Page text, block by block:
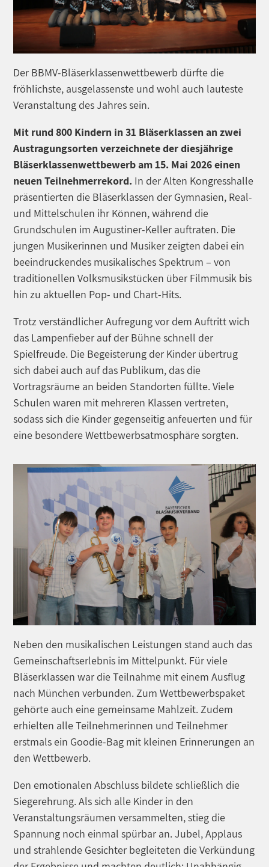
Der BBMV-Bläserklassenwettbewerb dürfte die
fröhlichste, ausgelassenste und wohl auch lauteste
Veranstaltung des Jahres sein.
Mit rund 800 Kindern in 31 Bläserklassen an zwei
Austragungsorten verzeichnete der diesjährige
Bläserklassenwettbewerb am 15. Mai 2026 einen
neuen Teilnehmerrekord. In der Alten Kongresshalle
präsentierten die Bläserklassen der Gymnasien, Real-
und Mittelschulen ihr Können, während die
Grundschulen im Augustiner-Keller auftraten. Die
jungen Musikerinnen und Musiker zeigten dabei ein
beeindruckendes musikalisches Spektrum – von
traditionellen Volksmusikstücken über Filmmusik bis
hin zu aktuellen Pop- und Chart-Hits.
Trotz verständlicher Aufregung vor dem Auftritt wich
das Lampenfieber auf der Bühne schnell der
Spielfreude. Die Begeisterung der Kinder übertrug
sich dabei auch auf das Publikum, das die
Vortragsräume an beiden Standorten füllte. Viele
Schulen waren mit mehreren Klassen vertreten,
sodass sich die Kinder gegenseitig anfeuerten und für
eine besondere Wettbewerbsatmosphäre sorgten.
Neben den musikalischen Leistungen stand auch das
Gemeinschaftserlebnis im Mittelpunkt. Für viele
Bläserklassen war die Teilnahme mit einem Ausflug
nach München verbunden. Zum Wettbewerbspaket
gehörte auch eine gemeinsame Mahlzeit. Zudem
erhielten alle Teilnehmerinnen und Teilnehmer
erstmals ein Goodie-Bag mit kleinen Erinnerungen an
den Wettbewerb.
Den emotionalen Abschluss bildete schließlich die
Siegerehrung. Als sich alle Kinder in den
Veranstaltungsräumen versammelten, stieg die
Spannung noch einmal spürbar an. Jubel, Applaus
und strahlende Gesichter begleiteten die Verkündung